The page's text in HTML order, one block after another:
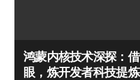
鸿蒙内核技术深探：
眼，炼开发者科技提